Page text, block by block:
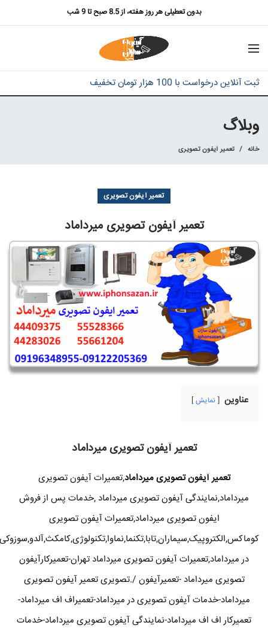
بدون تعطیلی هر روز هفته، از 8.5 صبح تا 9 شب
ثبت آنلاین درخواست با 100 هزار تومان تخفیف
وبلاگ
خانه تعمیر آیفون تصویری
تعمیر آیفون تصویری
تعمیر آیفون تصویری میرداماد
عناوین نمایش
تعمیر آیفون تصویری میرداماد
تعمیر آیفون تصویری میرداماد,تعمیرات آیفون تصویری
میرداماد,نمایندگی آیفون تصویری میرداماد ,خدمات پس از فروش
ایفون تصویری میرداماد,تعمیرات آیفون تصویری
کوماکس,الکتروپیک,سیماران,تابا,تکنما,نماوا,تکنولوژی,کامکث,آلدو,سوزوکی
در میرداماد,تعمیرات آیفون تصویری میرداماد تهران-تعمیرکارآیفون
تصویری میرداماد -تعمیرآیفون /.تصویری تعمیر آیفون تصویری
میرداماد-خدمات آیفون تصویری در میرداماد-تعمیراف اف میرداماد-
تعمیرکار اف اف میرداماد-نمایندگی آیفون تصویری میرداماد-خدمات